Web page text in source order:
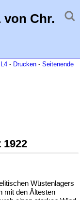
von Chr.
- Drucken - Seitenende
1922
Wüstenlagers
mit den Ältesten